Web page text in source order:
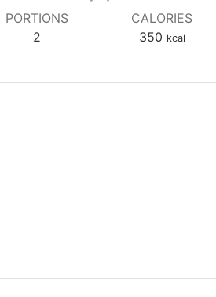
PORTIONS
2
CALORIES
350 kcal